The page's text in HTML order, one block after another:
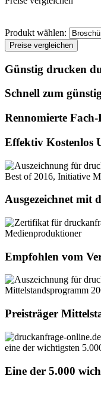
Produkt wählen:
Preise vergleichen
Günstig drucken
Schnell zum
Rennomierte
Effektiv Kostenlos
Ausgezeichnet mit
Empfohlen vom
Preisträger
Eine der 5.000